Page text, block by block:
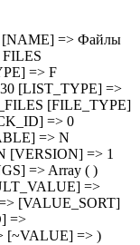
[NAME] => Файлы
=> F
[LIST_TYPE] =>
[FILE_TYPE]
=> 0
=> N
[VERSION] => 1
=> Array ( )
=>
[VALUE_SORT]
=>
[~VALUE] => )